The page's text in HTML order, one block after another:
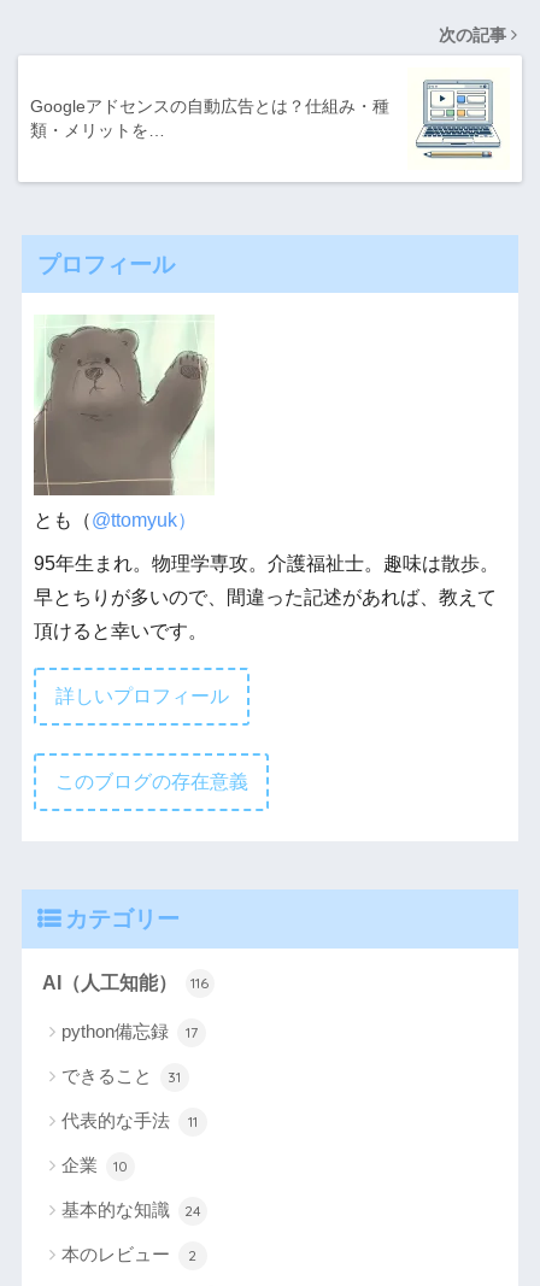
次の記事
Googleアドセンスの自動広告とは？仕組み・種
類・メリットを…
プロフィール
とも（@ttomyuk）
95年生まれ。物理学専攻。介護福祉士。趣味は散歩。
早とちりが多いので、間違った記述があれば、教えて
頂けると幸いです。
詳しいプロフィール
このブログの存在意義
カテゴリー
AI（人工知能） 116
python備忘録 17
できること 31
代表的な手法 11
企業 10
基本的な知識 24
本のレビュー 2